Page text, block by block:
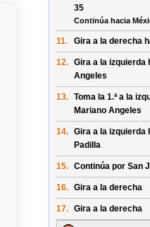
35
Continúa hacia
11. Gira a la derecha
12. Gira a la izquierda
Angeles
13. Toma la 1.ª a la
Mariano Angeles
14. Gira a la izquierda
Padilla
15. Continúa por San
16. Gira a la derecha
17. Gira a la derecha